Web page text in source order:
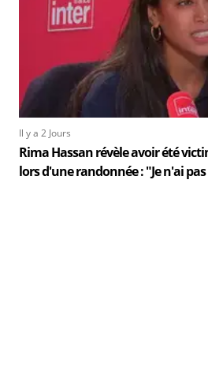
Il y a 2 Jours
Rima Hassan révèle avoir été
lors d'une randonnée : "Je n'ai